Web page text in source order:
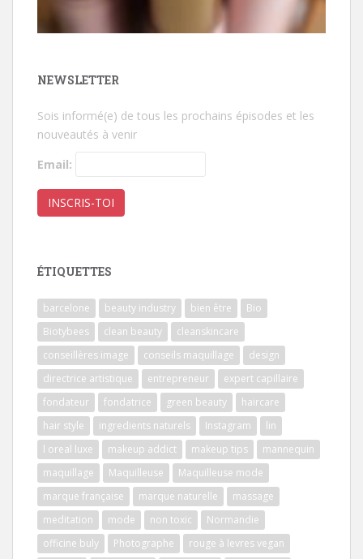
NEWSLETTER
Sois informé(e) de tous les prochains épisodes et les
nouveautés à venir
Email:
ÉTIQUETTES
barcelone beauty industry bien être
Bio
Biotybees
clean beauty
cleanskincare
conseillères image
conseils maquillage
design
directrice artistique
entrepreneur
expert capillaire
fondateur
fondatrice green beauty
haircare
hair style
ingredients naturels Instagram
lin
l oreal luxe
makeup addict makeup tips
mannequin
maquillage
Maquilleuse
Maquilleuse mode
marque française
marque naturelle
massage
meditation
mode non toxic
Normandie
officine buly
Photographe
rouge à levres vegan